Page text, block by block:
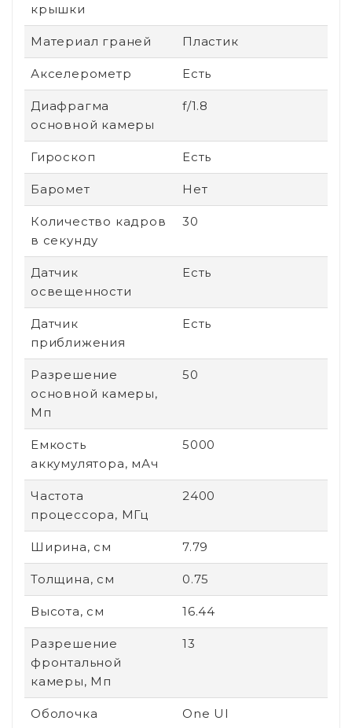
крышки
Материал граней Пластик
Акселерометр Есть
Диафрагма
основной камеры
f/1.8
Гироскоп Есть
Баромет Нет
Количество кадров
в секунду
30
Датчик
освещенности
Есть
Датчик
приближения
Есть
Разрешение
основной камеры,
Мп
50
Емкость
аккумулятора, мАч
5000
Частота
процессора, МГц
2400
Ширина, см 7.79
Толщина, см 0.75
Высота, см 16.44
Разрешение
фронтальной
камеры, Мп
13
Оболочка One UI